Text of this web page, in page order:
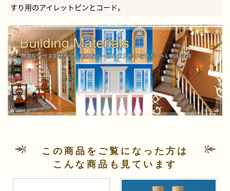
すり用のアイレットピンとコード。
この商品をご覧になった方は
こんな商品も見ています